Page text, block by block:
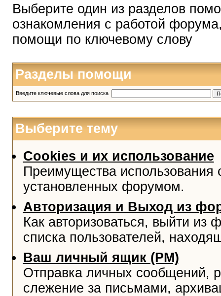
Выберите один из разделов
ознакомления с работой
помощи по ключевому слову
Разделы помощи
Введите ключевые слова для поиска
Выберите тему
Cookies и их использование
Преимущества
установленных форумом.
Авторизация и Выход из
Как авторизоваться, выйти из
списка пользователей,
Ваш личный ящик (PM)
Отправка личных сообщений,
слежение за письмами,